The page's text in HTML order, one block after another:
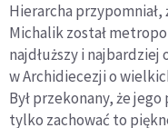
Hierarcha
Michalik został
najdłuższy i
w Archidiecezji o
Był przekonany, że
tylko zachować to